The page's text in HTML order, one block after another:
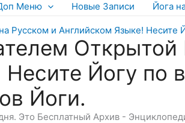
Меню Новые Записи Йога
Йогу по
Йоги.
Это Бесплатный Архив -